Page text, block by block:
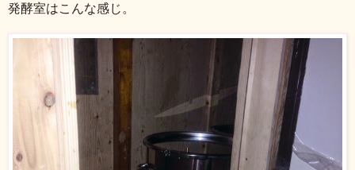
発酵室はこんな感じ。